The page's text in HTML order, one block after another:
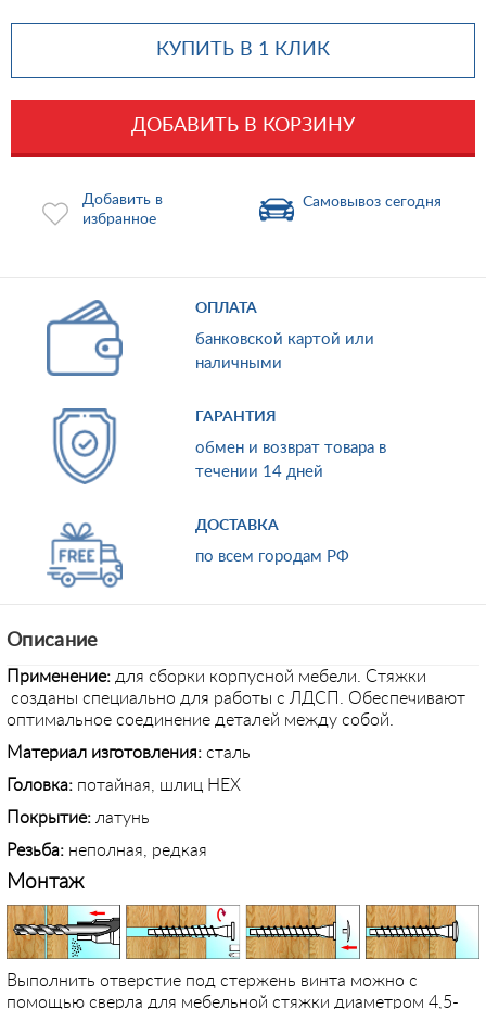
КУПИТЬ В 1 КЛИК
ДОБАВИТЬ В КОРЗИНУ
Добавить в
избранное
Самовывоз сегодня
ОПЛАТА
банковской картой или
наличными
ГАРАНТИЯ
обмен и возврат товара в
течении 14 дней
ДОСТАВКА
по всем городам РФ
Описание
Применение: для сборки корпусной мебели. Стяжки
созданы специально для работы с ЛДСП. Обеспечивают
оптимальное соединение деталей между собой.
Материал изготовления: сталь
Головка: потайная, шлиц HEX
Покрытие: латунь
Резьба: неполная, редкая
Монтаж
Выполнить отверстие под стержень винта можно с
помощью сверла для мебельной стяжки диаметром 4,5-